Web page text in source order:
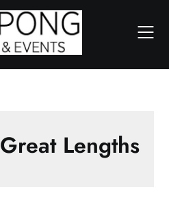
Great Lengths